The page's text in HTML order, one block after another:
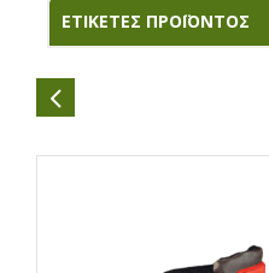
ΕΤΙΚΈΤΕΣ ΠΡΟΪΌΝΤΟΣ